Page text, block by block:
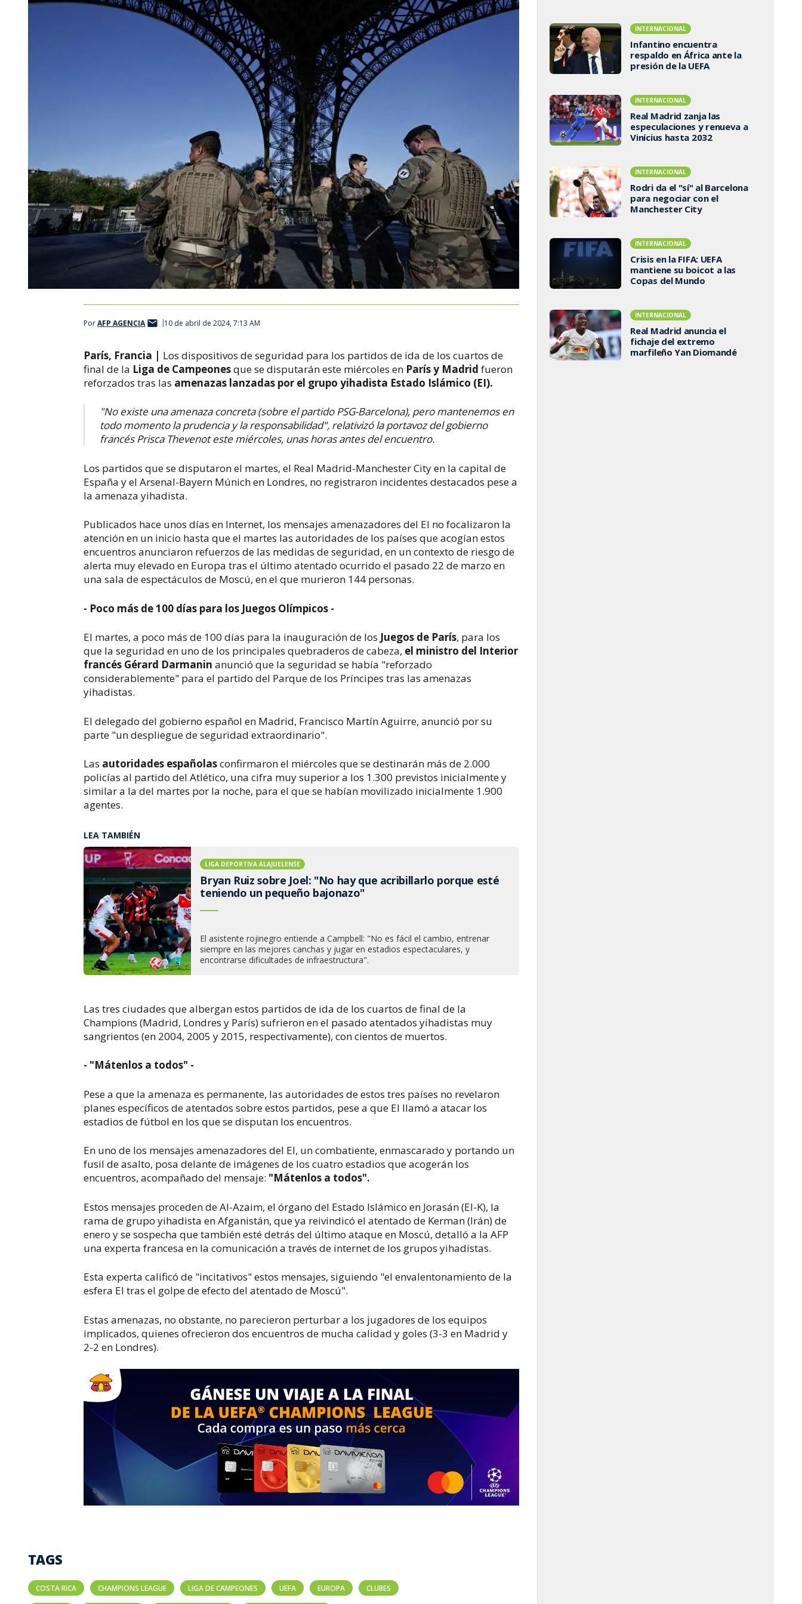
Tu Cara Me Suena
PorAFP AGENCIA 10 de abril de 2024, 7:13 AM
París, Francia | Los dispositivos de seguridad para los partidos de ida de los cuartos de
final de la Liga de Campeonesque se disputarán este miércoles en París y Madrid fueron
reforzados tras las amenazas lanzadas por el grupo yihadista Estado Islámico (EI).
"No existe una amenaza concreta (sobre el partido PSG-Barcelona), pero mantenemos en
todo momento la prudencia y la responsabilidad", relativizó la portavoz del gobierno
francés Prisca Thevenot este miércoles, unas horas antes del encuentro.
Los partidos que se disputaron el martes, el Real Madrid-Manchester City en la capital de
España y el Arsenal-Bayern Múnich en Londres, no registraron incidentes destacados pese a
la amenaza yihadista.
Publicados hace unos días en Internet, los mensajes amenazadores del EI no focalizaron la
atención en un inicio hasta que el martes las autoridades de los países que acogían estos
encuentros anunciaron refuerzos de las medidas de seguridad, en un contexto de riesgo de
alerta muy elevado en Europa tras el último atentado ocurrido el pasado 22 de marzo en
una sala de espectáculos de Moscú, en el que murieron 144 personas.
- Poco más de 100 días para los Juegos Olímpicos -
El martes, a poco más de 100 días para la inauguración de los Juegos de París, para los
que la seguridad en uno de los principales quebraderos de cabeza, el ministro del Interior
francés Gérard Darmanin anunció que la seguridad se había "reforzado
considerablemente" para el partido del Parque de los Príncipes tras las amenazas
yihadistas.
El delegado del gobierno español en Madrid, Francisco Martín Aguirre, anunció por su
parte "un despliegue de seguridad extraordinario".
Las autoridades españolasconfirmaron el miércoles que se destinarán más de 2.000
policías al partido del Atlético, una cifra muy superior a los 1.300 previstos inicialmente y
similar a la del martes por la noche, para el que se habían movilizado inicialmente 1.900
agentes.
LEA TAMBIÉN
LIGA DEPORTIVA ALAJUELENSE
Bryan Ruiz sobre Joel: "No hay que acribillarlo porque esté
teniendo un pequeño bajonazo"
El asistente rojinegro entiende a Campbell: "No es fácil el cambio, entrenar
siempre en las mejores canchas y jugar en estadios espectaculares, y
encontrarse dificultades de infraestructura".
Las tres ciudades que albergan estos partidos de ida de los cuartos de final de la
Champions (Madrid, Londres y París) sufrieron en el pasado atentados yihadistas muy
sangrientos (en 2004, 2005 y 2015, respectivamente), con cientos de muertos.
- "Mátenlos a todos" -
Pese a que la amenaza es permanente, las autoridades de estos tres países no revelaron
planes específicos de atentados sobre estos partidos, pese a que EI llamó a atacar los
estadios de fútbol en los que se disputan los encuentros.
En uno de los mensajes amenazadores del EI, un combatiente, enmascarado y portando un
fusil de asalto, posa delante de imágenes de los cuatro estadios que acogerán los
encuentros, acompañado del mensaje: "Mátenlos a todos".
Estos mensajes proceden de Al-Azaim, el órgano del Estado Islámico en Jorasán (EI-K), la
rama de grupo yihadista en Afganistán, que ya reivindicó el atentado de Kerman (Irán) de
enero y se sospecha que también esté detrás del último ataque en Moscú, detalló a la AFP
una experta francesa en la comunicación a través de internet de los grupos yihadistas.
Esta experta calificó de "incitativos" estos mensajes, siguiendo "el envalentonamiento de la
esfera EI tras el golpe de efecto del atentado de Moscú".
Estas amenazas, no obstante, no parecieron perturbar a los jugadores de los equipos
implicados, quienes ofrecieron dos encuentros de mucha calidad y goles (3-3 en Madrid y
2-2 en Londres).
TAGS
COSTA RICA CHAMPIONS LEAGUE LIGA DE CAMPEONES UEFA EUROPA CLUBES
INTERNACIONAL
Infantino encuentra
respaldo en África ante la
presión de la UEFA
INTERNACIONAL
Real Madrid zanja las
especulaciones y renueva a
Vinícius hasta 2032
INTERNACIONAL
Rodri da el "sí" al Barcelona
para negociar con el
Manchester City
INTERNACIONAL
Crisis en la FIFA: UEFA
mantiene su boicot a las
Copas del Mundo
INTERNACIONAL
Real Madrid anuncia el
fichaje del extremo
marfileño Yan Diomandé